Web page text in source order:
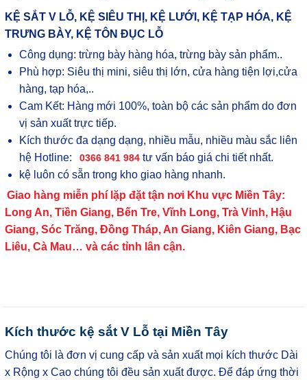
KỆ SẮT V LỖ, KỆ SIÊU THỊ, KỆ LƯỚI, KỆ TẠP HÓA, KỆ
TRƯNG BÀY, KỆ TÔN ĐỤC LỖ
Công dụng: trừng bày hàng hóa, trừng bày sản phẩm..
Phù hợp: Siêu thị mini, siêu thị lớn, cửa hàng tiện lợi,cửa
hàng, tạp hóa,..
Cam Kết: Hàng mới 100%, toàn bộ các sản phẩm do đơn
vị sản xuất trực tiếp.
Kích thước đa dạng dạng, nhiều mẫu, nhiều màu sắc liên
hệ Hotline:
0366 841 984tư vấn báo giá chi tiết nhất.
kệ luôn có sẵn trong kho giao hàng nhanh.
Giao hàng miễn phí lặp đặt tận nơi Khu vực Miền Tây:
Long An, Tiền Giang, Bến Tre, Vĩnh Long, Trà Vinh, Hậu
Giang, Sóc Trăng, Đồng Tháp, An Giang, Kiên Giang, Bạc
Liêu, Cà Mau… và các tỉnh lân cận.
Kích thước kệ sắt V Lỗ tại Miền Tây
Chúng tôi là đơn vị cung cấp và sản xuất mọi kích thước Dài
x Rộng x Cao chúng tôi đều sản xuất được. Để đáp ứng thời